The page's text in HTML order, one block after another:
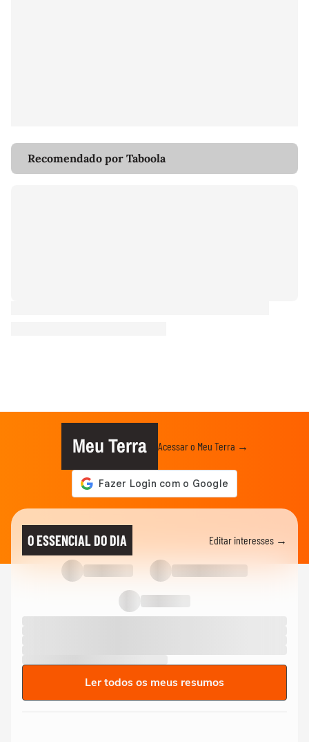
Recomendado por Taboola
Meu Terra Acessar o Meu Terra →
O ESSENCIAL DO DIA Editar interesses →
Ler todos os meus resumos